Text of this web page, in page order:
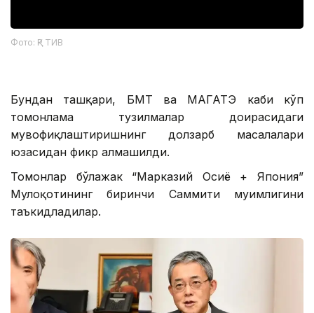
Фото: ҚР ТИВ
Бундан ташқари, БМТ ва МАГАТЭ каби кўп
томонлама тузилмалар доирасидаги
мувофиқлаштиришнинг долзарб масалалари
юзасидан фикр алмашилди.
Томонлар бўлажак “Марказий Осиё + Япония”
Мулоқотининг биринчи Саммити муҳимлигини
таъкидладилар.